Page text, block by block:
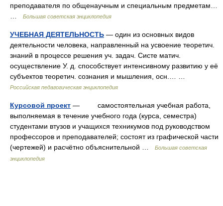
преподавателя по общенаучным и специальным предметам…
Большая советская энциклопедия
УЧЕБНАЯ ДЕЯТЕЛЬНОСТЬ — один из основных видов
деятельности человека, направленный на усвоение теоретич.
знаний в процессе решения уч. задач. Систе матич.
осуществление У. д. способствует интенсивному развитию у её
субъектов теоретич. сознания и мышления, осн.… …
Российская педагогическая энциклопедия
Курсовой проект — самостоятельная учебная работа,
выполняемая в течение учебного года (курса, семестра)
студентами втузов и учащихся техникумов под руководством
профессоров и преподавателей; состоят из графической части
(чертежей) и расчётно объяснительной …
Большая советская
энциклопедия